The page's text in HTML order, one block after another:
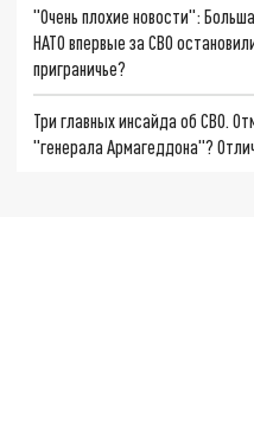
"Очень плохие новости":
НАТО впервые за СВО
приграничье?
Три главных инсайда об СВО.
"генерала Армагеддона"?